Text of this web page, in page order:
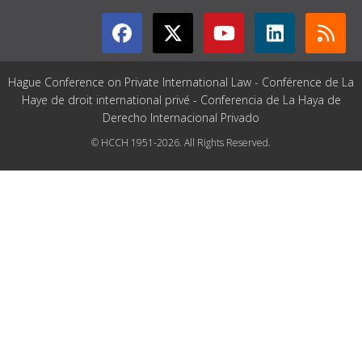
Hague Conference on Private International Law - Conférence de La
Haye de droit international privé - Conferencia de La Haya de
Derecho Internacional Privado
© HCCH 1951-2026. All Rights Reserved.